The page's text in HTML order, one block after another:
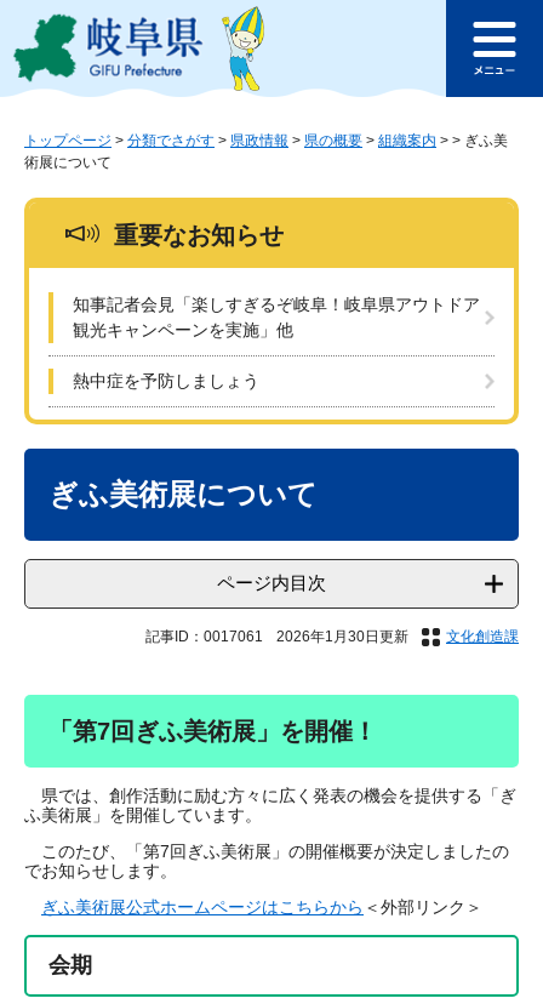
ジ
ュ
このページの本文へ
ュ
トップページ > 分類でさがす > 県政情報 > 県の概要 > 組織案内 > > ぎふ美
術展について
重要なお知らせ
知事記者会見「楽しすぎるぞ岐阜！岐阜県アウトドア
観光キャンペーンを実施」他
熱中症を予防しましょう
ぎふ美術展について
ページ内目次
記事ID：0017061 2026年1月30日更新 文化創造課
「第7回ぎふ美術展」を開催！
県では、創作活動に励む方々に広く発表の機会を提供する「ぎ
ふ美術展」を開催しています。
このたび、「第7回ぎふ美術展」の開催概要が決定しましたの
でお知らせします。
ぎふ美術展公式ホームページはこちらから ＜外部リンク＞
会期